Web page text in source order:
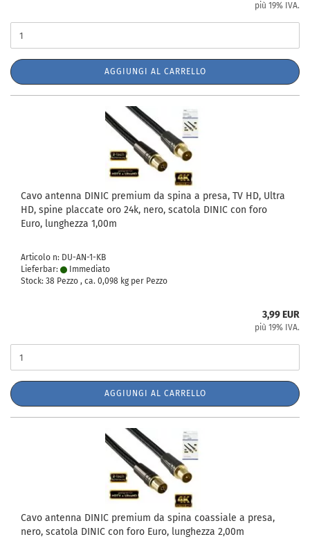
più 19% IVA.
AGGIUNGI AL CARRELLO
Cavo antenna DINIC premium da spina a presa, TV HD, Ultra
HD, spine placcate oro 24k, nero, scatola DINIC con foro
Euro, lunghezza 1,00m
Articolo n: DU-AN-1-KB
Lieferbar:
Immediato
Stock: 38 Pezzo , ca. 0,098 kg per Pezzo
3,99 EUR
più 19% IVA.
AGGIUNGI AL CARRELLO
Cavo antenna DINIC premium da spina coassiale a presa,
nero, scatola DINIC con foro Euro, lunghezza 2,00m